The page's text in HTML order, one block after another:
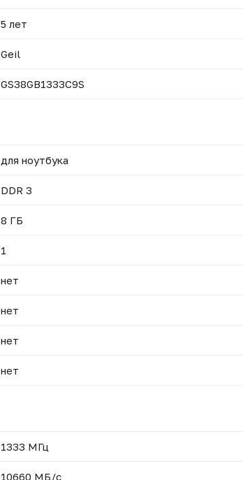
5 лет
Geil
GS38GB1333C9S
для ноутбука
DDR 3
8 ГБ
1
нет
нет
нет
нет
1333 МГц
10660 МБ/с